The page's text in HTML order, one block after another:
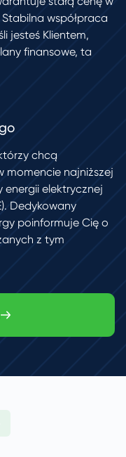
współpraca
jesteś Klientem,
finansowe, ta
chcą
momencie najniższej
elektrycznej
Dedykowany
poinformuje Cię o
z tym